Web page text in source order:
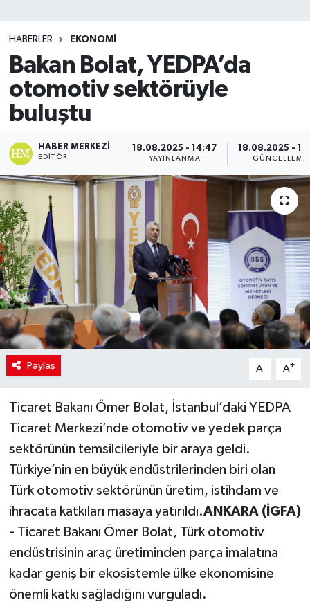
HABERLER EKONOMİ
Bakan Bolat, YEDPA’da
otomotiv sektörüyle
buluştu
HABER MERKEZI
EDITÖR
18.08.2025 - 14:47
YAYINLANMA
18.08.2025 -
GÜNCELLEME
Paylaş A- A+
Ticaret Bakanı Ömer Bolat, İstanbul’daki YEDPA
Ticaret Merkezi’nde otomotiv ve yedek parça
sektörünün temsilcileriyle bir araya geldi.
Türkiye’nin en büyük endüstrilerinden biri olan
Türk otomotiv sektörünün üretim, istihdam ve
ihracata katkıları masaya yatırıldı.ANKARA (İGFA)
- Ticaret Bakanı Ömer Bolat, Türk otomotiv
endüstrisinin araç üretiminden parça imalatına
kadar geniş bir ekosistemle ülke ekonomisine
önemli katkı sağladığını vurguladı.
Teknoloji
TRABZON